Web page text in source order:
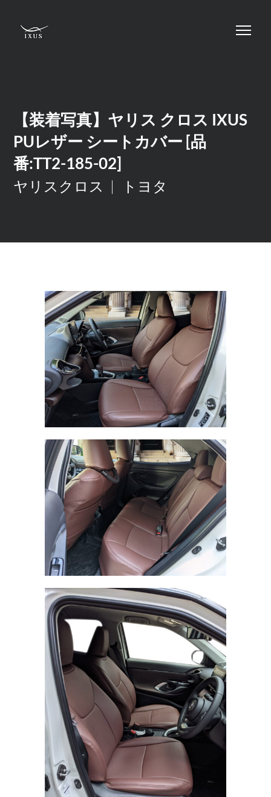
【装着写真】ヤリス クロス IXUS
PUレザー シートカバー [品
番:TT2-185-02]
ヤリスクロス トヨタ